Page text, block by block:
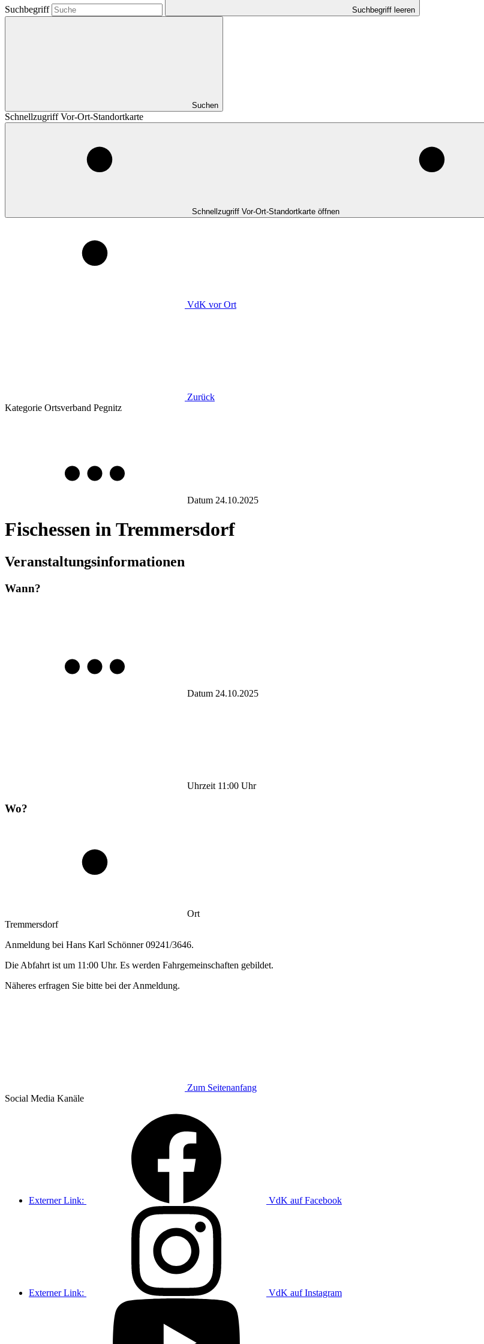
Suchbegriff Suchbegriff leeren
Suchen
Schnellzugriff Vor-Ort-Standortkarte
Schnellzugriff Vor-Ort-Standortkarte öffnen
VdK vor Ort
Zurück
Kategorie Ortsverband Pegnitz
Datum 24.10.2025
Fischessen in Tremmersdorf
Veranstaltungsinformationen
Wann?
Datum 24.10.2025
Uhrzeit 11:00 Uhr
Wo?
Ort
Tremmersdorf
Anmeldung bei Hans Karl Schönner 09241/3646.
Die Abfahrt ist um 11:00 Uhr. Es werden Fahrgemeinschaften gebildet.
Näheres erfragen Sie bitte bei der Anmeldung.
Zum Seitenanfang
Social Media Kanäle
Externer Link: VdK auf Facebook
Externer Link: VdK auf Instagram